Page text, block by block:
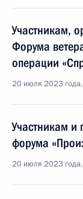
Участникам,
Форума
операции
20 июля 2023
Участникам и
форума
20 июля 2023